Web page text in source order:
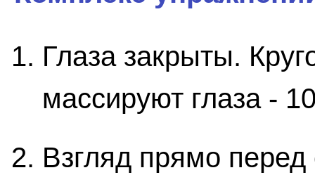
Глаза закрыты.
массируют глаза -
Взгляд прямо